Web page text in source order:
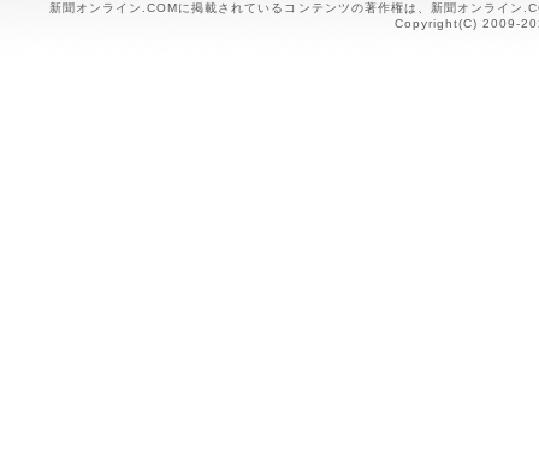
新聞オンライン.COMに掲載されているコンテンツの著作権は、新聞オンライン
Copyright(C) 2009-